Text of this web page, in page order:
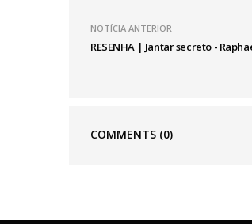
NOTÍCIA ANTERIOR
RESENHA | Jantar secreto -
COMMENTS (0)